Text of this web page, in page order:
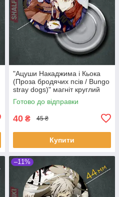
"Ацуши Накаджима і Кьока
(Проза бродячих псів / Bungo
stray dogs)" магніт круглий
Ø44 мм
Готово до відправки
40 ₴ 45 ₴
Купити
–11%